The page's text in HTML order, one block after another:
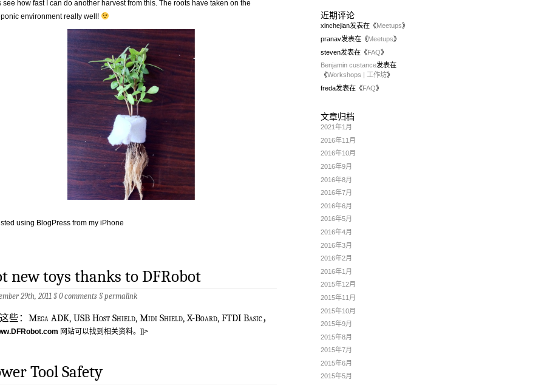
see how fast I can do another harvest from this. The roots have taken on the
environment really well!
using BlogPress from my iPhone
new toys thanks to DFRobot
29th, 2011 §0 comments §permalink
这些：Mega ADK, USB Host Shield, Midi Shield, X-Board, FTDI Basic，
网站可以找到相关资料。]]>
Tool Safety
近期评论
xinchejian发表在《 Meetups》
pranav发表在《Meetups》
steven发表在《FAQ》
Benjamin custance发表在
《Workshops | 工作坊》
freda发表在《FAQ》
文章归档
2021年1月
2016年11月
2016年10月
2016年9月
2016年8月
2016年7月
2016年6月
2016年5月
2016年4月
2016年3月
2016年2月
2016年1月
2015年12月
2015年11月
2015年10月
2015年9月
2015年8月
2015年7月
2015年6月
2015年5月